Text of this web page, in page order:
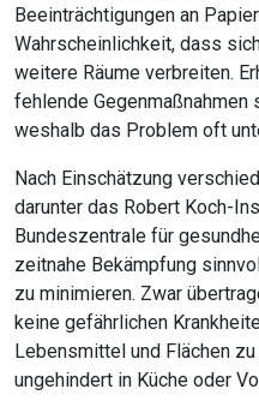
Beeinträchtigungen an
Wahrscheinlichkeit, dass
weitere Räume verbreiten.
fehlende
weshalb das Problem oft
Nach Einschätzung
darunter das Robert Koch-
Bundeszentrale für
zeitnahe Bekämpfung
zu minimieren. Zwar
keine gefährlichen
Lebensmittel und Flächen
ungehindert in Küche oder